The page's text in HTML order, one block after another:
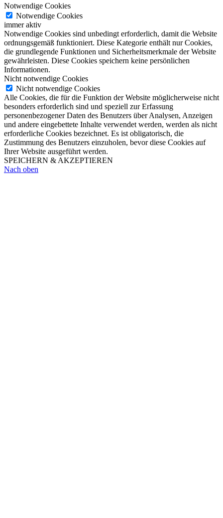
Notwendige Cookies
Notwendige Cookies
immer aktiv
Notwendige Cookies sind unbedingt erforderlich, damit die Website
ordnungsgemäß funktioniert. Diese Kategorie enthält nur Cookies,
die grundlegende Funktionen und Sicherheitsmerkmale der Website
gewährleisten. Diese Cookies speichern keine persönlichen
Informationen.
Nicht notwendige Cookies
Nicht notwendige Cookies
Alle Cookies, die für die Funktion der Website möglicherweise nicht
besonders erforderlich sind und speziell zur Erfassung
personenbezogener Daten des Benutzers über Analysen, Anzeigen
und andere eingebettete Inhalte verwendet werden, werden als nicht
erforderliche Cookies bezeichnet. Es ist obligatorisch, die
Zustimmung des Benutzers einzuholen, bevor diese Cookies auf
Ihrer Website ausgeführt werden.
SPEICHERN & AKZEPTIEREN
Nach oben